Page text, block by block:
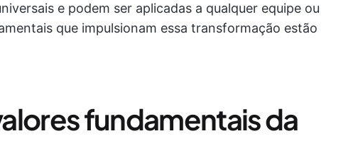
e podem ser aplicadas a qualquer equipe ou
que impulsionam essa transformação estão
fundamentais da